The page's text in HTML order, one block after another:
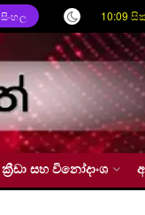
සිංහල 10:09
ක්‍රීඩා සහ විනෝදාංශ